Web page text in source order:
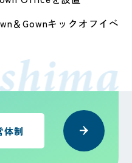
＆Gownキックオフイベ
体制